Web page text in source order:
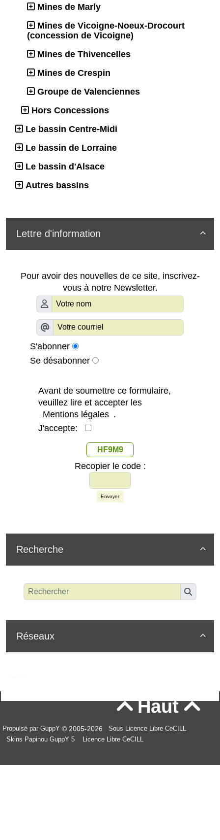
Mines de Marly
Mines de Vicoigne-Noeux-Drocourt
(concession de Vicoigne)
Mines de Thivencelles
Mines de Crespin
Groupe de Valenciennes
Hors Concessions
Le bassin Centre-Midi
Le bassin de Lorraine
Le bassin d'Alsace
Autres bassins

Lettre d'information
Pour avoir des nouvelles de ce site, inscrivez-
vous à notre Newsletter.
S'abonner
Se désabonner
Avant de soumettre ce formulaire,
veuillez lire et accepter les
Mentions légales .
J'accepte:
HF9M9
Recopier le code :
Envoyer

Recherche

Réseaux
Haut
Propulsé par GuppY © 2005-2026
Sous Licence Libre CeCILL
Skins Papinou GuppY 5
Licence Libre CeCILL